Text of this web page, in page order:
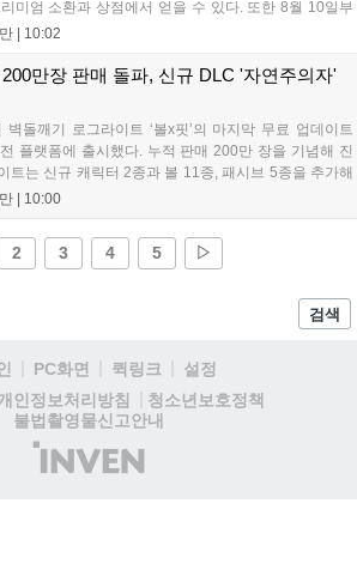
미엄 소환과 상점에서 얻을 수 있다. 또한 8월 10일부
엘피 이벤트로 론을, 13일부터 26일까지 트로피칼 아
재미가 더욱 강화될 것으로 기대된다....
10:02
만장 판매 돌파, 신규 DLC '자연주의자'
벽돌깨기 로그라이트 ‘볼x핏’의 마지막 무료 업데이트
전 플랫폼에 출시했다. 누적 판매 200만 장을 기념해 진
트는 신규 캐릭터 2종과 볼 11종, 패시브 5종을 추가해
였다. 게임은 PC와 콘솔, 모바일에서 한글판으로 즐길
행보에 기대감을 모으고 있다. 상세 정보는 공식 홈페이
하다....
10:00
2 3 4 5 ▷
검색
PC화면 퀵링크
설정
인정보처리방침
청소년보호정책
불법촬영물신고안내
(주)
인